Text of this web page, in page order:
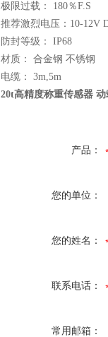
极限过载： 180％F.S
推荐激烈电压：10-12V
防封等级： IP68
材质： 合金钢 不锈钢
电缆： 3m,5m
20t高精度称重传感器
产品：
您的单位：
您的姓名：
联系电话：
常用邮箱：